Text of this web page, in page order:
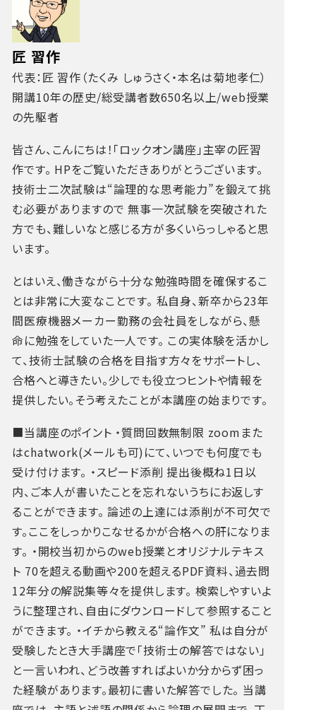
匠 習作
代表：匠 習作（たくみ しゅうさく・本名は菊地孝仁）
開講10年の歴史/総受講者数650名以上/web授業
の先駆者
皆さん、こんにちは！「ロックオン講座」主宰の匠習
作です。 HPをご覧いただきありがとうございます。
技術士二次試験は“論理的な思考能力”を鍛えて挑
む必要がありますので 無事一次試験を突破された
方でも、難しいなと感じる方が多くいらっしゃると思
います。
とはいえ、働きながら十分な勉強時間を確保するこ
とは非常に大変なことです。 私自身、新卒から23年
間医療機器メーカー勤務の会社員をしながら、懸
命に勉強をしていた一人です。 この実体験を活かし
て、技術士試験の合格を目指す方々をサポートし、
合格へと導きたい。少しでも役立つヒントや情報を
提供したい。そう考えたことが本講座の始まりです。
■当講座のポイント ・質問回数無制限 zoomまた
はchatwork(メールも可)にて、いつでも何度でも
受け付けます。 ・スピード添削 提出後概ね1日以
内、ご本人が書いたことを忘れないうちにお返しす
ることができます。 論述の上達には添削が不可欠で
す。ここをしっかりこなせるかが合格への肝になりま
す。 ・開校当初からのweb授業とオリジナルテキス
ト 70を超える動画や200を超えるPDF資料、過去問
12年分の解説集等々を提供します。 検索しやすいよ
うに整理され、自由にダウンロードして参照すること
ができます。 ・イチから教える“論作文” 私は自分が
受験したとき大手講座で「技術士の解答ではない」
と一言いわれ、どう改善すればよいか分からず困っ
た経験があります。最初に書いた解答でした。 当講